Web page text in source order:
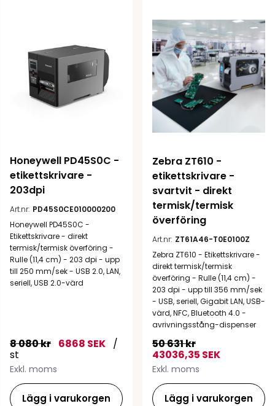
Honeywell PD45S0C -
etikettskrivare -
203dpi
Art.nr: PD45S0CE010000200
Honeywell PD45S0C -
Etikettskrivare - direkt
termisk/termisk överföring -
Rulle (11,4 cm) - 203 dpi - upp
till 250 mm/sek - USB 2.0, LAN,
seriell, USB 2.0-värd
8 080 kr 6868 SEK /
st
Exkl. moms
Lägg i varukorgen
Zebra ZT610 -
etikettskrivare -
svartvit - direkt
termisk/termisk
överföring
Art.nr: ZT61A46-T0E0100Z
Zebra ZT610 - Etikettskrivare -
direkt termisk/termisk
överföring - Rulle (11,4 cm) -
203 dpi - upp till 356 mm/sek
- USB, seriell, Gigabit LAN, USB-
värd, NFC, Bluetooth 4.0 -
avrivningsstång-dispenser
50 631 kr
43036,35 SEK
Exkl. moms
Lägg i varukorgen